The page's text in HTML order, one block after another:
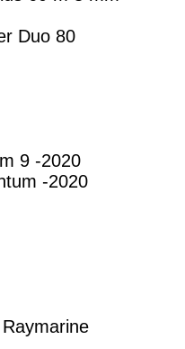
Duo 80
9 -2020
-2020